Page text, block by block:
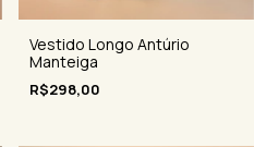
Vestido Longo Antúrio
Manteiga
R$298,00